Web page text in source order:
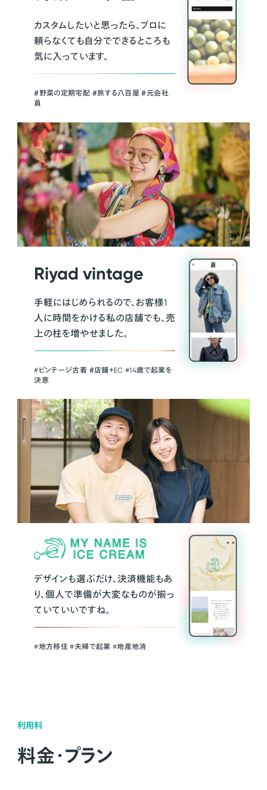
カスタムしたいと思ったら、プロに
頼らなくても自分でできるところも
気に入っています。
＃野菜の定期宅配 ＃旅する八百屋 ＃元会社
員
Riyad vintage
手軽にはじめられるので、お客様1
人に時間をかける私の店舗でも、売
上の柱を増やせました。
#ビンテージ古着 ＃店舗＋EC #14歳で起業を
決意
デザインも選ぶだけ、決済機能もあ
り、個人で準備が大変なものが揃っ
ていていいですね。
#地方移住 #夫婦で起業 #地産地消
利用料
料金・プラン